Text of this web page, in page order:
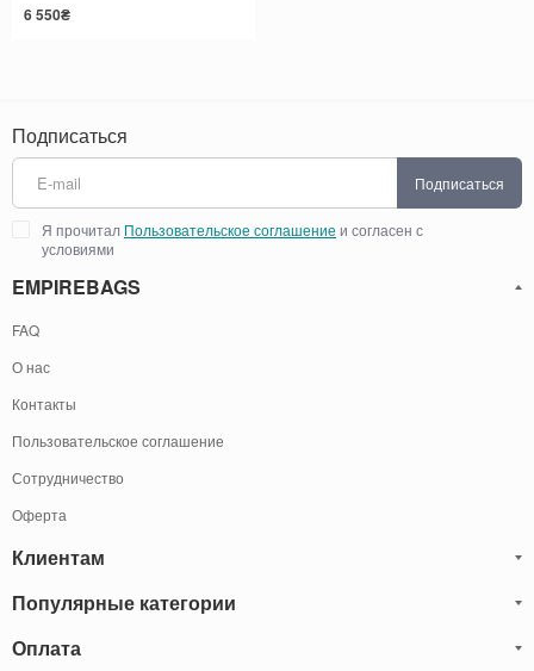
6 550₴
Подписаться
Подписаться
Я прочитал Пользовательское соглашение и согласен с
условиями
EMPIREBAGS
FAQ
О нас
Контакты
Пользовательское соглашение
Сотрудничество
Оферта
Клиентам
Блог
Обмен и Возврат
Популярные категории
Мужские кожаные сумки
Оплата